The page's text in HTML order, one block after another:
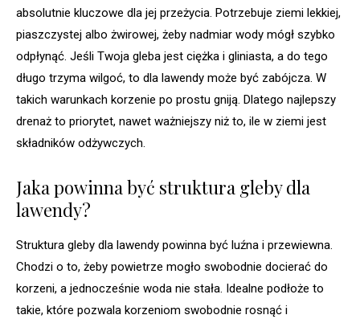
absolutnie kluczowe dla jej przeżycia. Potrzebuje ziemi lekkiej,
piaszczystej albo żwirowej, żeby nadmiar wody mógł szybko
odpłynąć. Jeśli Twoja gleba jest ciężka i gliniasta, a do tego
długo trzyma wilgoć, to dla lawendy może być zabójcza. W
takich warunkach korzenie po prostu gniją. Dlatego najlepszy
drenaż to priorytet, nawet ważniejszy niż to, ile w ziemi jest
składników odżywczych.
Jaka powinna być struktura gleby dla
lawendy?
Struktura gleby dla lawendy powinna być luźna i przewiewna.
Chodzi o to, żeby powietrze mogło swobodnie docierać do
korzeni, a jednocześnie woda nie stała. Idealne podłoże to
takie, które pozwala korzeniom swobodnie rosnąć i